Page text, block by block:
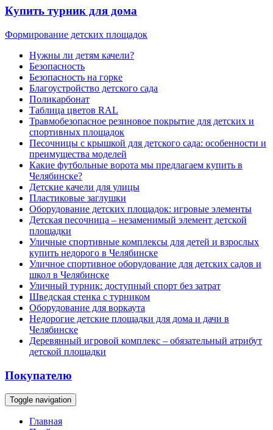
Купить турник для дома
Формирование детских площадок
Нужны ли детям качели?
Безопасность
Безопасность на горке
Благоустройство детского сада
Поликарбонат
Таблица цветов RAL
Травмобезопасное резиновое покрытие для детских и
спортивных площадок
Песочницы с крышкой для детского сада: особенности и
преимущества моделей
Какие футбольные ворота мы предлагаем купить в
Челябинске?
Детские качели для улицы
Пластиковые заглушки
Оборудование детских площадок: игровые элементы
Детская песочница – незаменимый элемент детской
площадки
Уличные спортивные комплексы для детей и взрослых
купить недорого в Челябинске
Уличное спортивное оборудование для детских садов и
школ в Челябинске
Уличный турник: доступный спорт без затрат
Шведская стенка с турником
Оборудование для воркаута
Недорогие детские площадки для дома и дачи в
Челябинске
Деревянный игровой комплекс – обязательный атрибут
детской площадки
Покупателю
Toggle navigation
Главная